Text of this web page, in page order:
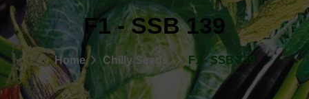
F1 - SSB 139
Home Chilly Seeds F1 - SSB 139